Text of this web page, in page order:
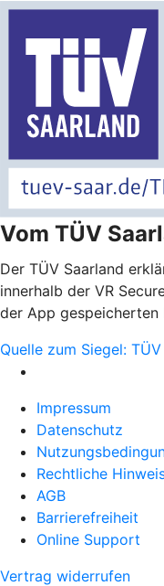
Vom TÜV
Der TÜV Saarland
innerhalb der VR
der App
Quelle zum Siegel:
Impressum
Datenschutz
Rechtliche
AGB
Barrierefreiheit
Online Support
Vertrag widerrufen